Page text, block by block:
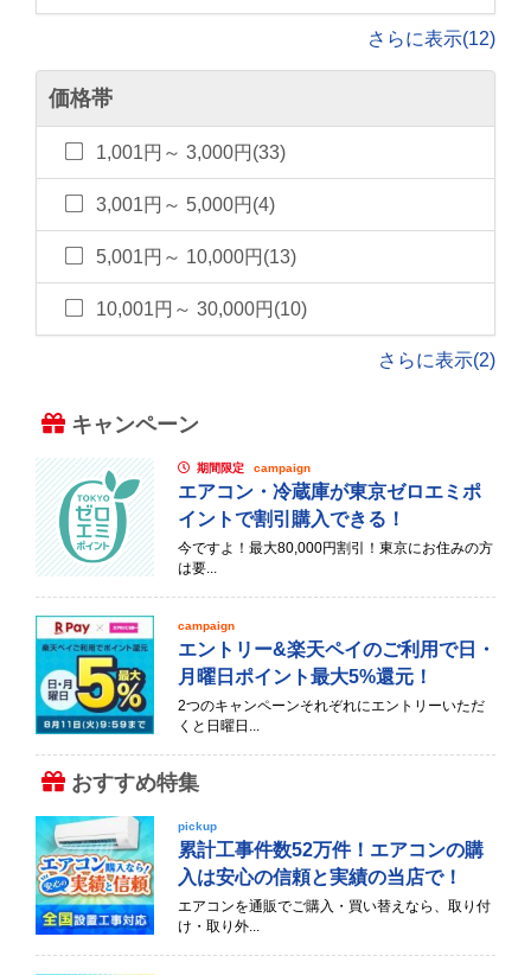
さらに表示(12)
価格帯
1,001円～ 3,000円(33)
3,001円～ 5,000円(4)
5,001円～ 10,000円(13)
10,001円～ 30,000円(10)
さらに表示(2)
キャンペーン
期間限定 campaign
エアコン・冷蔵庫が東京ゼロエミポ
イントで割引購入できる！
今ですよ！最大80,000円割引！東京にお住みの方
は要...
campaign
エントリー&楽天ペイのご利用で日・
月曜日ポイント最大5%還元！
2つのキャンペーンそれぞれにエントリーいただ
くと日曜日...
おすすめ特集
pickup
累計工事件数52万件！エアコンの購
入は安心の信頼と実績の当店で！
エアコンを通販でご購入・買い替えなら、取り付
け・取り外...